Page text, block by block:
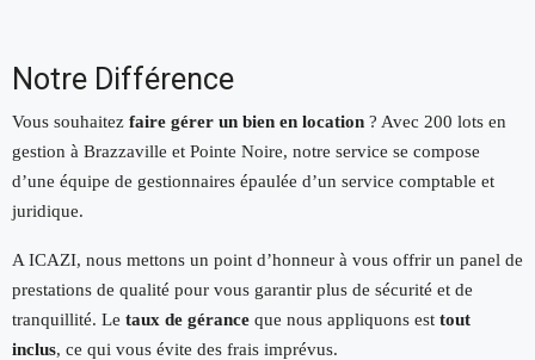
Notre Différence
Vous souhaitez faire gérer un bien en location ? Avec 200 lots en
gestion à Brazzaville et Pointe Noire, notre service se compose
d’une équipe de gestionnaires épaulée d’un service comptable et
juridique.
A ICAZI, nous mettons un point d’honneur à vous offrir un panel de
prestations de qualité pour vous garantir plus de sécurité et de
tranquillité. Le taux de gérance que nous appliquons est tout
inclus, ce qui vous évite des frais imprévus.